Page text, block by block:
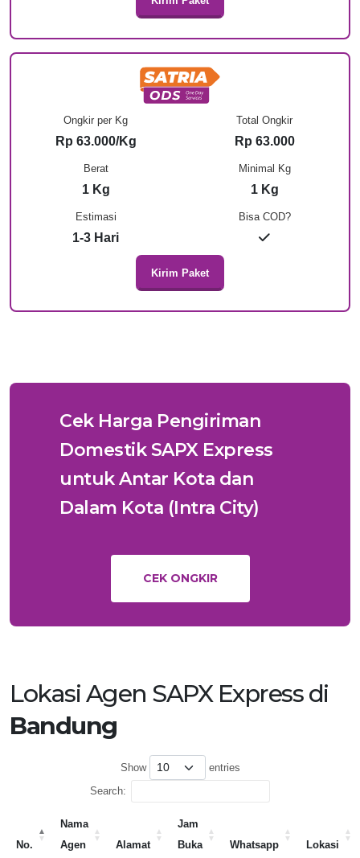
Bisa COD?
Ongkir per Kg
Rp 63.000/Kg
Total Ongkir
Rp 63.000
Berat
1 Kg
Minimal Kg
1 Kg
Estimasi
1-3 Hari
Kirim Paket
Cek Harga Pengiriman
Domestik SAPX Express
untuk Antar Kota dan
Dalam Kota (Intra City)
CEK ONGKIR
Lokasi Agen SAPX Express di
Bandung
Show
entries
Search:
No.
Nama
Agen
Alamat
Jam
Buka
Whatsapp Lokasi